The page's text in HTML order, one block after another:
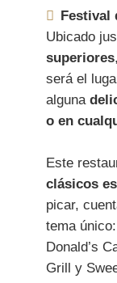
Festival
Ubicado
superiores
será el
alguna
o en
Este
clásicos
picar,
tema
Donald’s
Grill y